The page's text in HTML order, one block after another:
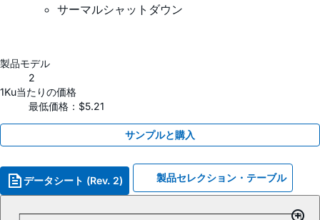
サーマルシャットダウン
製品モデル
2
1Ku当たりの価格
最低価格：$5.21
サンプルと購入
データシート (Rev. 2) 製品セレクション・テーブル